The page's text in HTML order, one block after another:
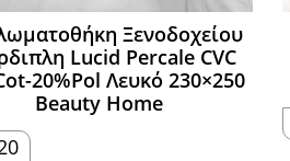
Ξενοδοχείου
Lucid Percale CVC
20%Pol Λευκό 230×250
Beauty Home